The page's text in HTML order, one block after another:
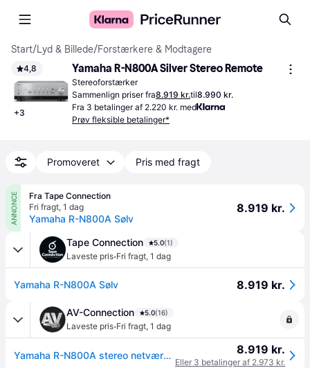
Start/Lyd & Billede/Forstærkere & Modtagere
4,8
+3
Yamaha R-N800A Silver Stereo Remote
Stereoforstærker
Sammenlign priser fra8.919 kr.til8.990 kr.
Fra 3 betalinger af 2.220 kr. med
Prøv fleksible betalinger*
Promoveret Pris med fragt
ANNONCE
Fra Tape Connection
Fri fragt, 1 dag
Yamaha R-N800A Sølv
8.919 kr.
Tape Connection 5.0(1)
Laveste pris·Fri fragt, 1 dag
Yamaha R-N800A Sølv 8.919 kr.
AV-Connection 5.0(16)
Laveste pris·Fri fragt, 1 dag
Yamaha R-N800A stereo netværksreceiver (2x 100W, 8 Ohm) | BUY & TRY | PRIS-MATCH 8.919 kr.
Eller 3 betalinger af 2.973 kr.